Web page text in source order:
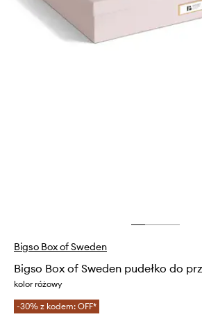
Bigso Box of Sweden
Bigso Box of Sweden pudełko do
kolor różowy
-30% z kodem: OFF*